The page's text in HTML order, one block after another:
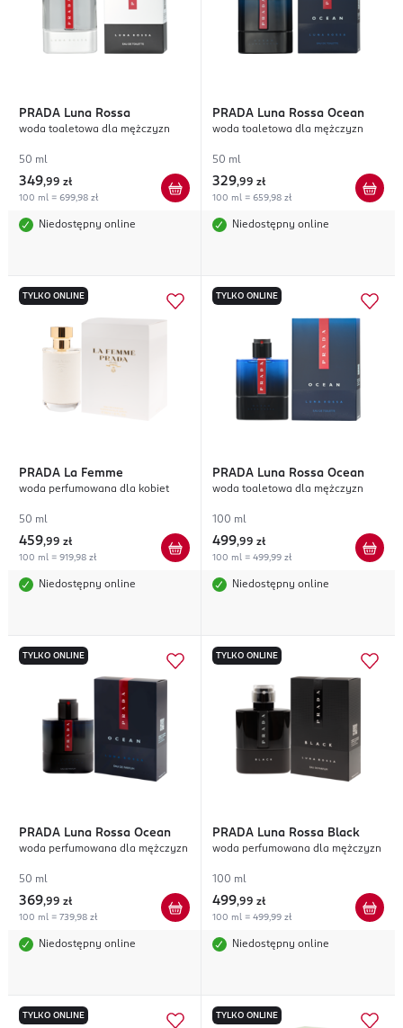
PRADA Luna Rossa
woda toaletowa dla mężczyzn
50 ml
349,99 zł
100 ml = 699,98 zł
Niedostępny online
PRADA Luna Rossa Ocean
woda toaletowa dla mężczyzn
50 ml
329,99 zł
100 ml = 659,98 zł
Niedostępny online
TYLKO ONLINE
PRADA La Femme
woda perfumowana dla kobiet
50 ml
459,99 zł
100 ml = 919,98 zł
Niedostępny online
TYLKO ONLINE
PRADA Luna Rossa Ocean
woda toaletowa dla mężczyzn
100 ml
499,99 zł
100 ml = 499,99 zł
Niedostępny online
TYLKO ONLINE
PRADA Luna Rossa Ocean
woda perfumowana dla mężczyzn
50 ml
369,99 zł
100 ml = 739,98 zł
Niedostępny online
TYLKO ONLINE
PRADA Luna Rossa Black
woda perfumowana dla mężczyzn
100 ml
499,99 zł
100 ml = 499,99 zł
Niedostępny online
TYLKO ONLINE TYLKO ONLINE